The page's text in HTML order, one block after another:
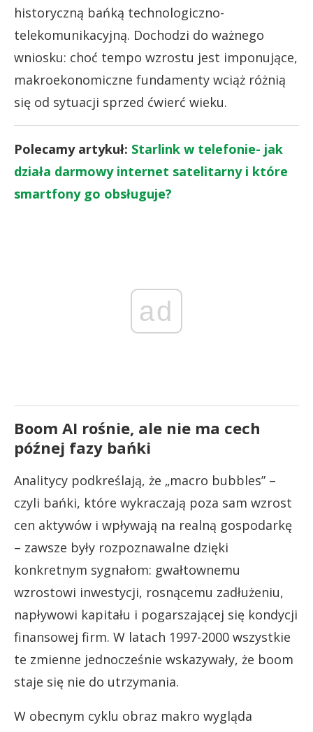
historyczną bańką technologiczno-
telekomunikacyjną. Dochodzi do ważnego
wniosku: choć tempo wzrostu jest imponujące,
makroekonomiczne fundamenty wciąż różnią
się od sytuacji sprzed ćwierć wieku.
Polecamy artykuł: Starlink w telefonie- jak
działa darmowy internet satelitarny i które
smartfony go obsługuje?
ad
Boom AI rośnie, ale nie ma cech
późnej fazy bańki
Analitycy podkreślają, że „macro bubbles” –
czyli bańki, które wykraczają poza sam wzrost
cen aktywów i wpływają na realną gospodarkę
– zawsze były rozpoznawalne dzięki
konkretnym sygnałom: gwałtownemu
wzrostowi inwestycji, rosnącemu zadłużeniu,
napływowi kapitału i pogarszającej się kondycji
finansowej firm. W latach 1997-2000 wszystkie
te zmienne jednocześnie wskazywały, że boom
staje się nie do utrzymania.
W obecnym cyklu obraz makro wygląda